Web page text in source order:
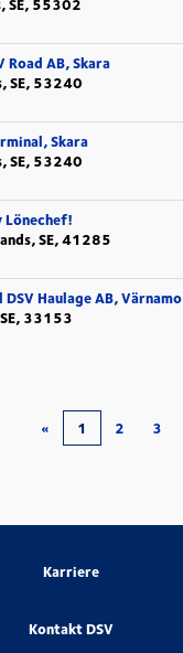
SE, 55302
AB, Skara
SE, 53240
Skara
SE, 53240
Lönechef!
SE, 41285
Haulage AB, Värnamo
33153
« 1 2 3
Karriere
Kontakt DSV